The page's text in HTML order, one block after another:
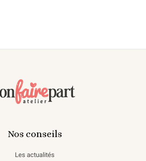
Nos conseils
Les actualités